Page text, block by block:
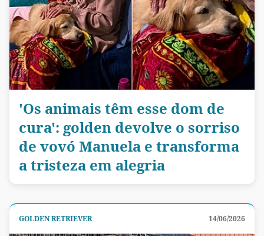
'Os animais têm esse dom de
cura': golden devolve o sorriso
de vovó Manuela e transforma
a tristeza em alegria
GOLDEN RETRIEVER 14/06/2026